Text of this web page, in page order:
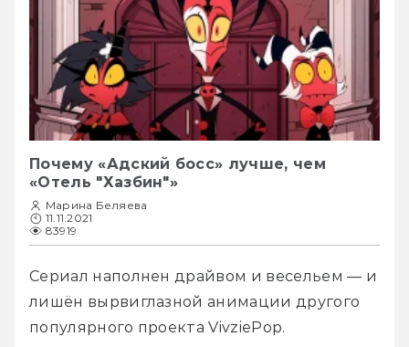
Почему «Адский босс» лучше, чем
«Отель "Хазбин"»
Марина Беляева
11.11.2021
83919
Сериал наполнен драйвом и весельем — и
лишён вырвиглазной анимации другого
популярного проекта VivziePop.